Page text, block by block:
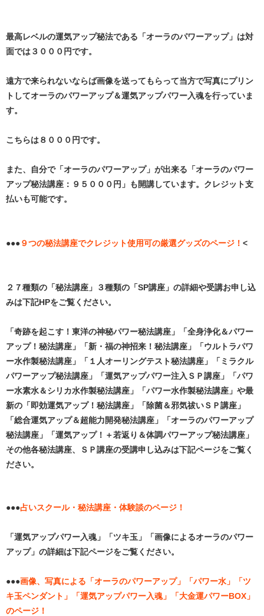
最高レベルの運気アップ秘法である「オーラのパワーアップ」は対
面では３０００円です。
遠方で来られないならば画像を送ってもらって当方で写真にプリン
トしてオーラのパワーアップ＆運気アップパワー入魂を行っていま
す。
こちらは８０００円です。
また、自分で「オーラのパワーアップ」が出来る「オーラのパワー
アップ秘法講座：９５０００円」も開講しています。クレジット支
払いも可能です。
●●●９つの秘法講座でクレジット使用可の厳選グッズのページ！ <
２７種類の「秘法講座」３種類の「SP講座」の詳細や受講お申し込
みは下記HPをご覧ください。
「奇跡を起こす！東洋の神秘パワー秘法講座」「全身浄化＆パワー
アップ！秘法講座」「新・福の神招来！秘法講座」「ウルトラパワ
ー水作製秘法講座」「１人オーリングテスト秘法講座」「ミラクル
パワーアップ秘法講座」「運気アップパワー注入ＳＰ講座」「パワ
ー水素水＆シリカ水作製秘法講座」「パワー水作製秘法講座」や最
新の「即効運気アップ！秘法講座」「除菌＆邪気祓いＳＰ講座」
「総合運気アップ＆超能力開発秘法講座」「オーラのパワーアップ
秘法講座」「運気アップ！＋若返り＆体調パワーアップ秘法講座」
その他各秘法講座、ＳＰ講座の受講申し込みは下記ページをご覧く
ださい。
●●●占いスクール・秘法講座・体験談のページ！
「運気アップパワー入魂」「ツキ玉」「画像によるオーラのパワー
アップ」の詳細は下記ページをご覧ください。
●●●画像、写真による「オーラのパワーアップ」「パワー水」「ツ
キ玉ペンダント」「運気アップパワー入魂」「大金運パワーBOX」
のページ！